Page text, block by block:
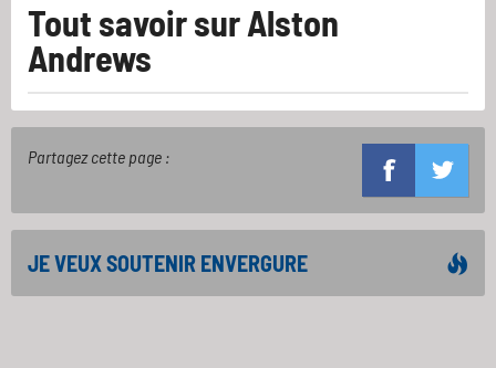
Tout savoir surAlston
Andrews
Partagez cette page :
JE VEUX SOUTENIR ENVERGURE